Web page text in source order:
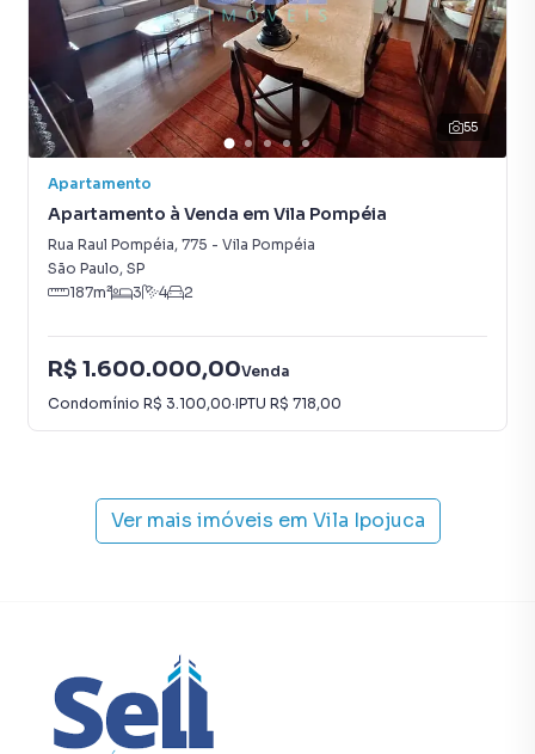
55
Apartamento
Apartamento à Venda em Vila Pompéia
Rua Raul Pompéia, 775 - Vila Pompéia
São Paulo, SP
187m² 3 4 2
R$ 1.600.000,00Venda
Condomínio R$ 3.100,00·IPTU R$ 718,00
Ver mais imóveis em Vila Ipojuca